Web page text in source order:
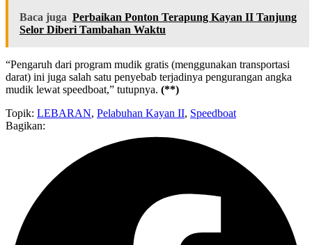
Baca juga Perbaikan Ponton Terapung Kayan II Tanjung
Selor Diberi Tambahan Waktu
“Pengaruh dari program mudik gratis (menggunakan transportasi
darat) ini juga salah satu penyebab terjadinya pengurangan angka
mudik lewat speedboat,” tutupnya. (**)
Topik: LEBARAN, Pelabuhan Kayan II, Speedboat
Bagikan: